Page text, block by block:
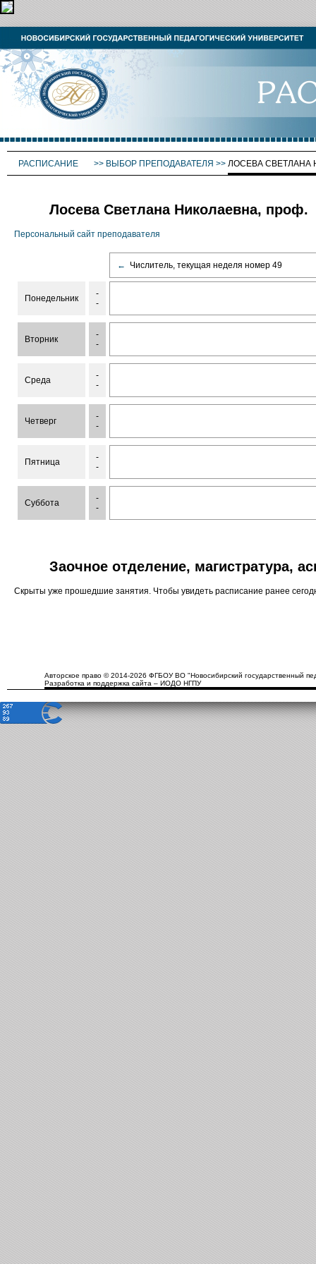
РАСПИСАНИЕ >> ВЫБОР ПРЕПОДАВАТЕЛЯ >> ЛОСЕВА СВЕТЛАНА
Лосева Светлана Николаевна, проф.
Персональный сайт преподавателя
← Числитель, текущая неделя номер 49
Понедельник
-
-
Вторник
-
-
Среда
-
-
Четверг
-
-
Пятница
-
-
Суббота
-
-
Заочное отделение, магистратура,
Скрыты уже прошедшие занятия. Чтобы увидеть расписание ранее
Авторское право © 2014-2026 ФГБОУ ВО "Новосибирский государственный
Разработка и поддержка сайта – ИОДО НГПУ